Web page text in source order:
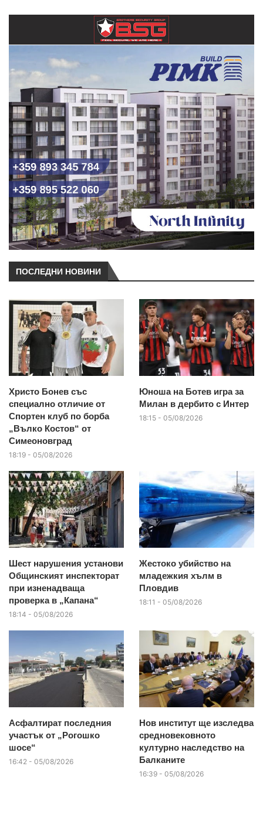
ПОСЛЕДНИ НОВИНИ
Христо Бонев със
специално отличие от
Спортен клуб по борба
„Вълко Костов“ от
Симеоновград
18:19 - 05/08/2026
Юноша на Ботев игра за
Милан в дербито с Интер
18:15 - 05/08/2026
Шест нарушения установи
Общинският инспекторат
при изненадваща
проверка в „Капана“
18:14 - 05/08/2026
Жестоко убийство на
младежкия хълм в
Пловдив
18:11 - 05/08/2026
Асфалтират последния
участък от „Рогошко
шосе“
16:42 - 05/08/2026
Нов институт ще изследва
средновековното
културно наследство на
Балканите
16:39 - 05/08/2026